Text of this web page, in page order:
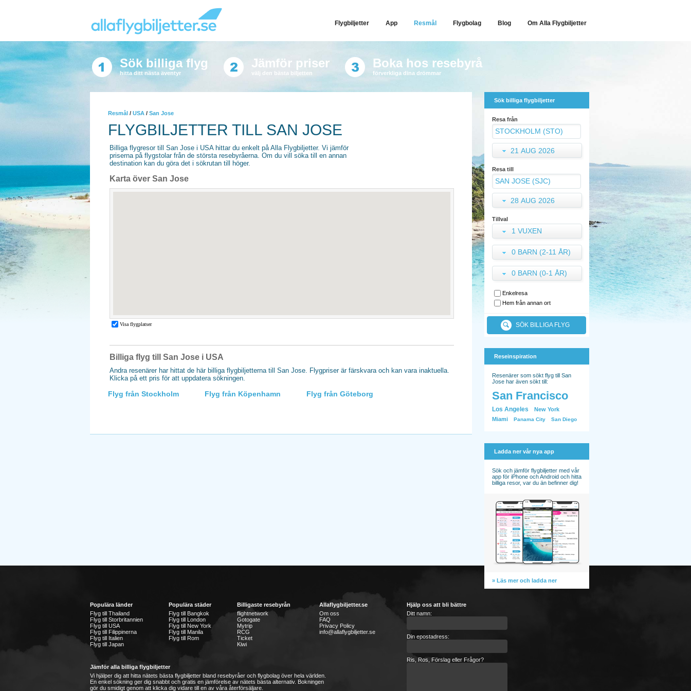
Flygbiljetter App Resmål Flygbolag Blog Om Alla Flygbiljetter
Sök billiga flyg
hitta ditt nästa äventyr
Jämför priser
välj den bästa biljetten
Boka hos resebyrå
förverkliga dina drömmar
Resmål / USA / San Jose
FLYGBILJETTER TILL SAN JOSE
Billiga flygresor till San Jose i USA hittar du enkelt på Alla Flygbiljetter. Vi jämför
priserna på flygstolar från de största resebyråerna. Om du vill söka till en annan
destination kan du göra det i sökrutan till höger.
Karta över San Jose
Billiga flyg till San Jose i USA
Andra resenärer har hittat de här billiga flygbiljetterna till San Jose. Flygpriser är färskvara och kan vara inaktuella.
Klicka på ett pris för att uppdatera sökningen.
Flyg från Stockholm Flyg från Köpenhamn Flyg från Göteborg
Sök billiga flygbiljetter
Resa från
21 AUG 2026
Resa till
28 AUG 2026
Tillval
1 VUXEN
0 BARN (2-11 ÅR)
0 BARN (0-1 ÅR)
Enkelresa
Hem från annan ort
SÖK BILLIGA FLYG
Reseinspiration
Resenärer som sökt flyg till San
Jose har även sökt till:
San Francisco
Los Angeles
New York
Miami
Panama City San Diego
Ladda ner vår nya app
Sök och jämför flygbiljetter med vår
app för iPhone och Android och hitta
billiga resor, var du än befinner dig!
» Läs mer och ladda ner
Populära länder
Flyg till Thailand
Flyg till Storbritannien
Flyg till USA
Flyg till Filippinerna
Flyg till Italien
Flyg till Japan
Populära städer
Flyg till Bangkok
Flyg till London
Flyg till New York
Flyg till Manila
Flyg till Rom
Billigaste resebyrån
flightnetwork
Gotogate
Mytrip
RCG
Ticket
Kiwi
Allaflygbiljetter.se
Om oss
FAQ
Privacy Policy
info@allaflygbiljetter.se
Jämför alla billiga flygbiljetter
Vi hjälper dig att hitta nätets bästa flygbiljetter bland resebyråer och flygbolag över hela världen.
En enkel sökning ger dig snabbt och gratis en jämförelse av nätets bästa alternativ. Bokningen
gör du smidigt genom att klicka dig vidare till en av våra återförsäljare.
Hjälp oss att bli bättre
Ditt namn:
Din epostadress:
Ris, Ros, Förslag eller Frågor?